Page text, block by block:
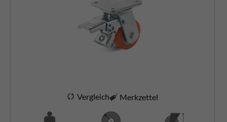
Vergleich Merkzettel